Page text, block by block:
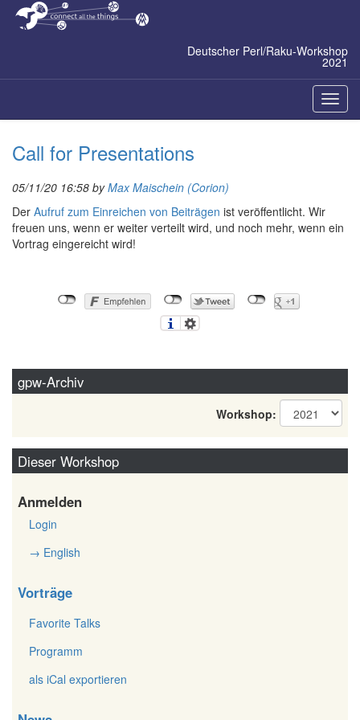
Zum
Inhalt
Deutscher Perl/Raku-Workshop
2021
ein-/
Call for Presentations
05/11/20 16:58 byMax Maischein (‎Corion‎)
Der Aufruf zum Einreichen von Beiträgen ist veröffentlicht. Wir
freuen uns, wenn er weiter verteilt wird, und noch mehr, wenn ein
Vortrag eingereicht wird!
gpw-Archiv
Workshop:
Dieser Workshop
Anmelden
Login
→ English
Vorträge
Favorite Talks
Programm
als iCal exportieren